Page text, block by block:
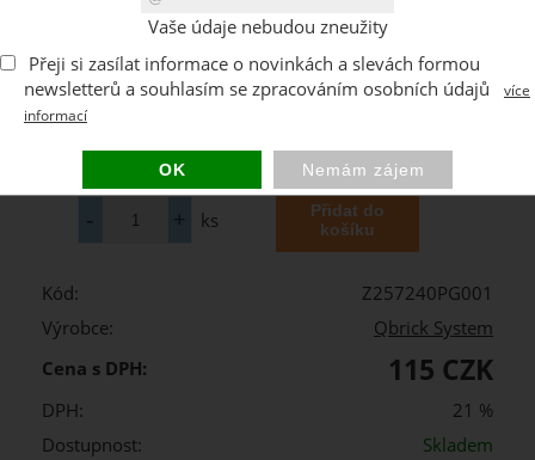
ks
Kód:
Z257240PG001
Výrobce:
Qbrick System
Cena s DPH:
115 CZK
DPH:
21 %
Dostupnost:
Skladem
Vaše údaje nebudou zneužity
Přeji si zasílat informace o novinkách a slevách formou
newsletterů a souhlasím se zpracováním osobních údajů
více
informací